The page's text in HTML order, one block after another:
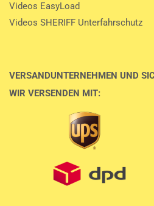
Videos EasyLoad
Videos SHERIFF Unterfahrschutz
VERSANDUNTERNEHMEN UND
WIR VERSENDEN MIT: